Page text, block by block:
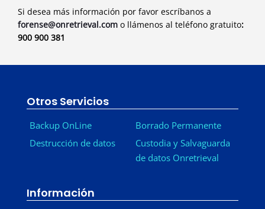
Si desea más información por favor escríbanos a
forense@onretrieval.com o llámenos al teléfono gratuito:
900 900 381
Otros Servicios
Backup OnLine
Destrucción de datos
Borrado Permanente
Custodia y Salvaguarda
de datos Onretrieval
Información